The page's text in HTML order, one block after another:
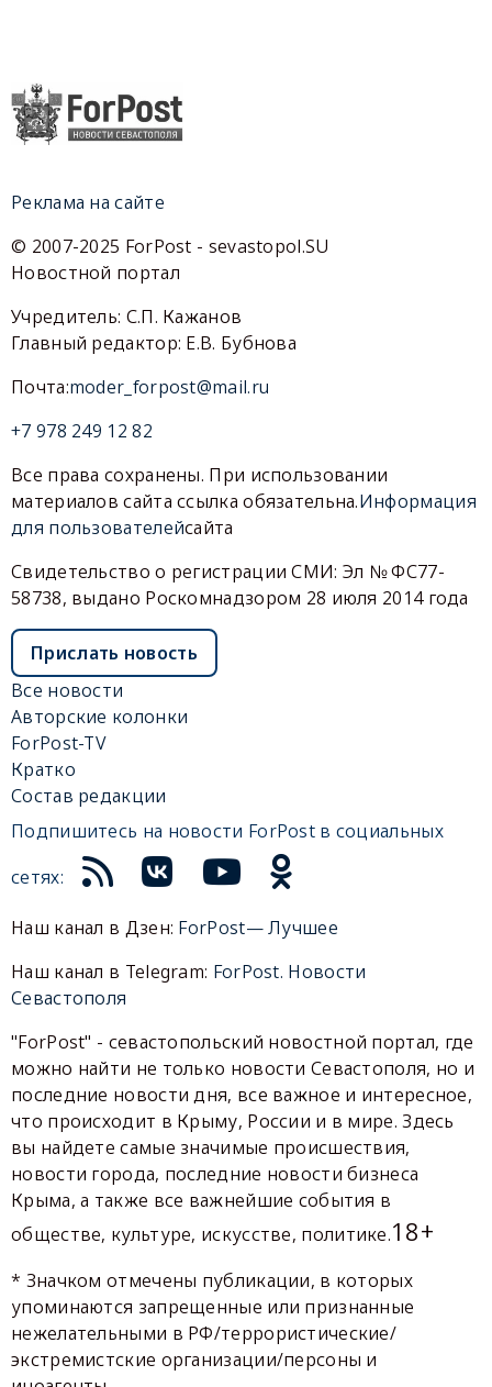
Реклама на сайте
© 2007-2025 ForPost - sevastopol.SU
Новостной портал
Учредитель: С.П. Кажанов
Главный редактор: Е.В. Бубнова
Почта:moder_forpost@mail.ru
+7 978 249 12 82
Все права сохранены. При использовании
материалов сайта ссылка обязательна.Информация
для пользователейсайта
Свидетельство о регистрации СМИ: Эл № ФС77-
58738, выдано Роскомнадзором 28 июля 2014 года
Прислать новость
Все новости
Авторские колонки
ForPost-TV
Кратко
Состав редакции
Подпишитесь на новости ForPost в социальных
сетях:
Наш канал в Дзен: ForPost— Лучшее
Наш канал в Telegram: ForPost. Новости
Севастополя
"ForPost" - севастопольский новостной портал, где
можно найти не только новости Севастополя, но и
последние новости дня, все важное и интересное,
что происходит в Крыму, России и в мире. Здесь
вы найдете самые значимые происшествия,
новости города, последние новости бизнеса
Крыма, а также все важнейшие события в
обществе, культуре, искусстве, политике.18+
* Значком отмечены публикации, в которых
упоминаются запрещенные или признанные
нежелательными в РФ/террористические/
экстремистские организации/персоны и